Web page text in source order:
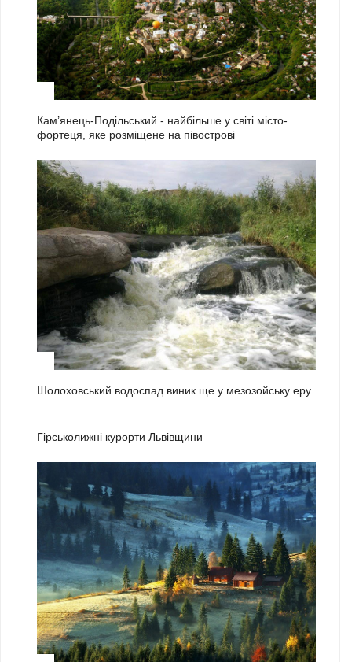
Кам’янець-Подільський - найбільше у світі місто-
фортеця, яке розміщене на півострові
Шолоховський водоспад виник ще у мезозойську еру
Гірськолижні курорти Львівщини